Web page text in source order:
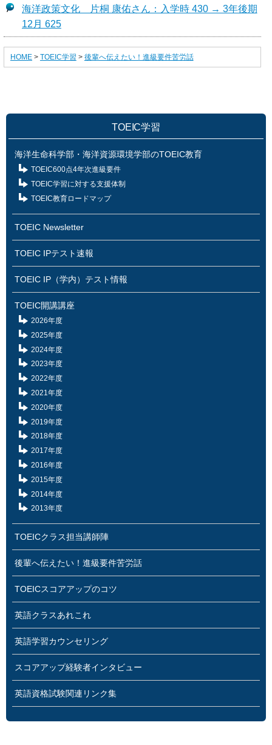
海洋政策文化 片桐 康佑さん：入学時 430 → 3年後期
12月 625
HOME> TOEIC学習 > 後輩へ伝えたい！進級要件苦労話
TOEIC学習
海洋生命科学部・海洋資源環境学部のTOEIC教育
TOEIC600点4年次進級要件
TOEIC学習に対する支援体制
TOEIC教育ロードマップ
TOEIC Newsletter
TOEIC IPテスト速報
TOEIC IP（学内）テスト情報
TOEIC開講講座
2026年度
2025年度
2024年度
2023年度
2022年度
2021年度
2020年度
2019年度
2018年度
2017年度
2016年度
2015年度
2014年度
2013年度
TOEICクラス担当講師陣
後輩へ伝えたい！進級要件苦労話
TOEICスコアアップのコツ
英語クラスあれこれ
英語学習カウンセリング
スコアアップ経験者インタビュー
英語資格試験関連リンク集